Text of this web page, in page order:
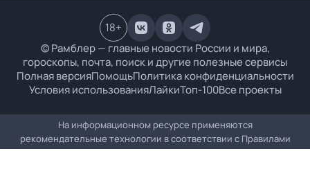
© Рамблер — главные новости России и мира,
гороскопы, почта, поиск и другие полезные сервисы
Полная версияПомощьПолитика конфиденциальности
Условия использованияЛайкиТоп-100Все проекты
18+
На информационном ресурсе применяются
рекомендательные технологии в соответствии с Правилами